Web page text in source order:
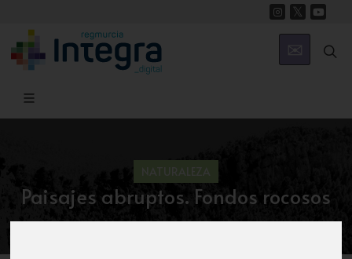
Paisajes abruptos. Fondos rocosos